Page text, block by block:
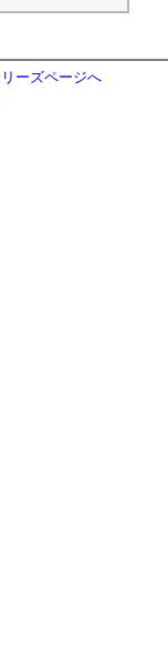
ーズページへ